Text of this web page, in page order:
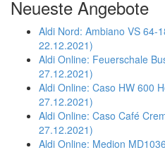
Neueste Angebote
Aldi Nord: Ambiano VS 64-
22.12.2021)
Aldi Online: Feuerschale
27.12.2021)
Aldi Online: Caso HW 600
27.12.2021)
Aldi Online: Caso Café
27.12.2021)
Aldi Online: Medion